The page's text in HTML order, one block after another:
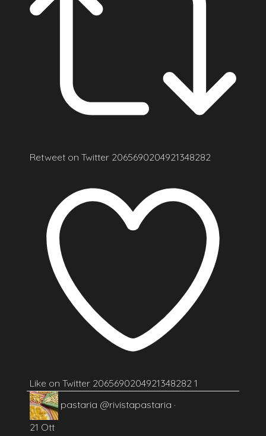
Retweet on Twitter 2065690204921348282
Like on Twitter 2065690204921348282 1
pastaria @rivistapastaria ·
21 Ott